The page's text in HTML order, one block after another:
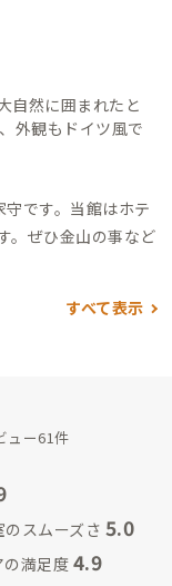
自然に囲まれたと
外観もドイツ風で
です。 当館はホテ
ぜひ金山の事など
すべて表示
ュー61件
スムーズさ 5.0
の満足度 4.9